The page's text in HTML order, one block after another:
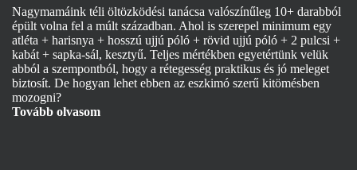
Nagymamáink téli öltözködési tanácsa valószínűleg 10+ darabból
épült volna fel a múlt században. Ahol is szerepel minimum egy
atléta + harisnya + hosszú ujjú póló + rövid ujjú póló + 2 pulcsi +
kabát + sapka-sál, kesztyű. Teljes mértékben egyetértünk velük
abból a szempontból, hogy a rétegesség praktikus és jó meleget
biztosít. De hogyan lehet ebben az eszkimó szerű kitömésben
mozogni?
Tovább olvasom